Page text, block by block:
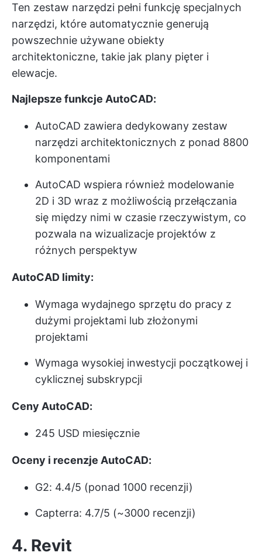
Ten zestaw narzędzi pełni funkcję specjalnych
narzędzi, które automatycznie generują
powszechnie używane obiekty
architektoniczne, takie jak plany pięter i
elewacje.
Najlepsze funkcje AutoCAD:
AutoCAD zawiera dedykowany zestaw
narzędzi architektonicznych z ponad 8800
komponentami
AutoCAD wspiera również modelowanie
2D i 3D wraz z możliwością przełączania
się między nimi w czasie rzeczywistym, co
pozwala na wizualizacje projektów z
różnych perspektyw
AutoCAD limity:
Wymaga wydajnego sprzętu do pracy z
dużymi projektami lub złożonymi
projektami
Wymaga wysokiej inwestycji początkowej i
cyklicznej subskrypcji
Ceny AutoCAD:
245 USD miesięcznie
Oceny i recenzje AutoCAD:
G2: 4.4/5 (ponad 1000 recenzji)
Capterra: 4.7/5 (~3000 recenzji)
4. Revit